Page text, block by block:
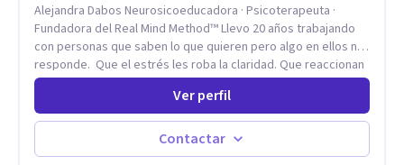
Alejandra Dabos Neurosicoeducadora · Psicoterapeuta ·
Fundadora del Real Mind Method™ Llevo 20 años trabajando
con personas que saben lo que quieren pero algo en ellos no
responde. Que el estrés les roba la claridad. Que reaccionan
antes de pensar y después se arrepienten. Que las
relaciones importantes se desgastan sin poder detenerlo. Mi
enfoque combina la neurociencia del comportamiento con la
psicoterapia de profundidad. No trabajo sobre los síntomas.
Trabajo sobre el sistema nervioso — el mecanismo que
Ver perfil
Contactar